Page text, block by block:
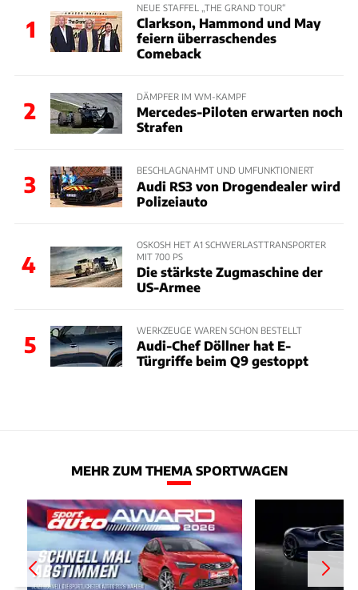
1
NEUE STAFFEL „THE GRAND TOUR“
Clarkson, Hammond und May
feiern überraschendes
Comeback
2
DÄMPFER IM WM-KAMPF
Mercedes-Piloten erwarten noch
Strafen
3
BESCHLAGNAHMT UND UMFUNKTIONIERT
Audi RS3 von Drogendealer wird
Polizeiauto
4
OSKOSH HET A1 SCHWERLASTTRANSPORTER
MIT 700 PS
Die stärkste Zugmaschine der
US-Armee
5
WERKZEUGE WAREN SCHON BESTELLT
Audi-Chef Döllner hat E-
Türgriffe beim Q9 gestoppt
MEHR ZUM THEMA SPORTWAGEN